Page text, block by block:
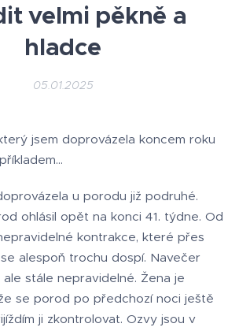
velmi pěkně a
hladce
05.01.2025
jsem doprovázela koncem roku
u porodu již podruhé.
ohlásil opět na konci 41. týdne. Od
kontrakce, které přes
alespoň trochu dospí. Navečer
stále nepravidelné. Žena je
se porod po předchozí noci ještě
ji zkontrolovat. Ozvy jsou v